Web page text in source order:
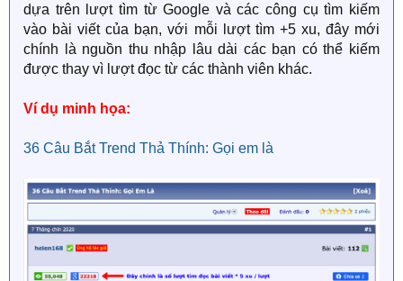
dựa trên lượt tìm từ Google và các công cụ tìm kiếm
vào bài viết của bạn, với mỗi lượt tìm +5 xu, đây mới
chính là nguồn thu nhập lâu dài các bạn có thể kiếm
được thay vì lượt đọc từ các thành viên khác.
Ví dụ minh họa:
36 Câu Bắt Trend Thả Thính: Gọi em là